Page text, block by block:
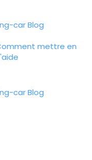
carBlog
mettre en
carBlog